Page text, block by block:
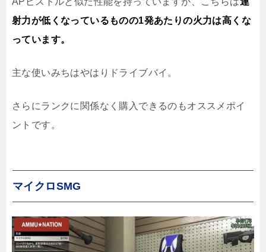
射力が低くなっているものの1発あたりの火力は高くな
っています。
主な使いみちはやはりドライブバイ。
さらにランクに関係なく購入できるのもオススメポイ
ントです。
マイクロSMG